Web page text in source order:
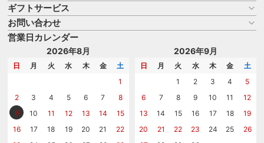
お買い物ガイド
よくある質問
はじめての記念品選び
記念品工房の使い方
ギフトサービス
名入れについて
のし
メッセージカード
お問い合わせ
商品選びを相談する
名入れについて相談する
カタログを請求する
営業日カレンダー
2026年8月
日 月 火 水 木 金
土
1
2
3 4 5 6 7
8
9
10 11 12 13 14
15
16
17 18 19 20 21
22
2026年9月
日 月 火 水 木 金
土
1
2 3 4
5
6
7 8 9 10 11
12
13
14 15 16 17 18
19
20
21 22 23 24 25
26